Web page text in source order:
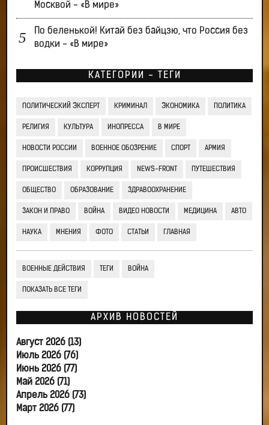
Москвой - «В мире»
По беленькой! Китай без байцзю, что Россия без
водки - «В мире»
КАТЕГОРИИ - ТЕГИ
ПОЛИТИЧЕСКИЙ ЭКСПЕРТ КРИМИНАЛ ЭКОНОМИКА ПОЛИТИКА
РЕЛИГИЯ КУЛЬТУРА ИНОПРЕССА В МИРЕ
НОВОСТИ РОССИИ ВОЕННОЕ ОБОЗРЕНИЕ СПОРТ АРМИЯ
ПРОИСШЕСТВИЯ КОРРУПЦИЯ NEWS-FRONT ПУТЕШЕСТВИЯ
ОБЩЕСТВО ОБРАЗОВАНИЕ ЗДРАВООХРАНЕНИЕ
ЗАКОН И ПРАВО ВОЙНА ВИДЕО НОВОСТИ МЕДИЦИНА АВТО
НАУКА МНЕНИЯ ФОТО СТАТЬИ ГЛАВНАЯ
ВОЕННЫЕ ДЕЙСТВИЯ ТЕГИ ВОЙНА
ПОКАЗАТЬ ВСЕ ТЕГИ
АРХИВ НОВОСТЕЙ
Август 2026 (13)
Июль 2026 (76)
Июнь 2026 (77)
Май 2026 (71)
Апрель 2026 (73)
Март 2026 (77)